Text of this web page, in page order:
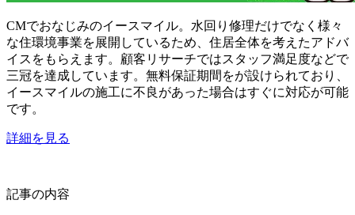
CMでおなじみのイースマイル。水回り修理だけでなく様々
な住環境事業を展開しているため、住居全体を考えたアドバ
イスをもらえます。顧客リサーチではスタッフ満足度などで
三冠を達成しています。無料保証期間をが設けられており、
イースマイルの施工に不良があった場合はすぐに対応が可能
です。
詳細を見る
記事の内容